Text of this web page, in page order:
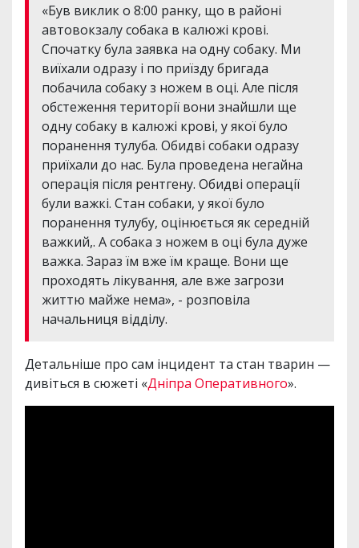
«Був виклик о 8:00 ранку, що в районі
автовокзалу собака в калюжі крові.
Спочатку була заявка на одну собаку. Ми
виїхали одразу і по приїзду бригада
побачила собаку з ножем в оці. Але після
обстеження території вони знайшли ще
одну собаку в калюжі крові, у якої було
поранення тулуба. Обидві собаки одразу
приїхали до нас. Була проведена негайна
операція після рентгену. Обидві операції
були важкі. Стан собаки, у якої було
поранення тулубу, оцінюється як середній
важкий,. А собака з ножем в оці була дуже
важка. Зараз їм вже їм краще. Вони ще
проходять лікування, але вже загрози
життю майже нема», - розповіла
начальниця відділу.
Детальніше про сам інцидент та стан тварин —
дивіться в сюжеті «Дніпра Оперативного».